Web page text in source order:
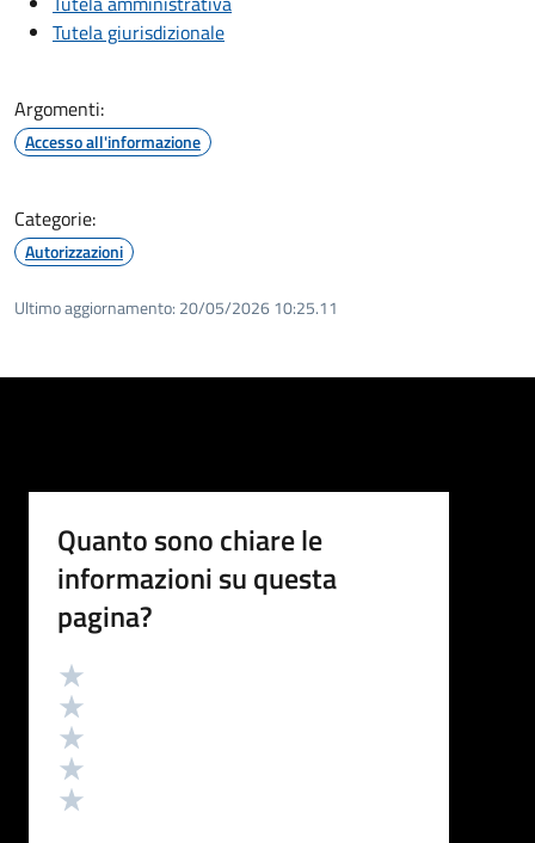
Tutela giurisdizionale
Argomenti:
Accesso all'informazione
Categorie:
Autorizzazioni
Ultimo aggiornamento: 20/05/2026 10:25.11
Quanto sono chiare le
informazioni su questa
pagina?
Valutazione